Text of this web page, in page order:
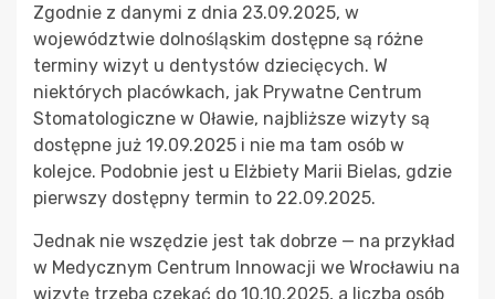
Zgodnie z danymi z dnia 23.09.2025, w
województwie dolnośląskim dostępne są różne
terminy wizyt u dentystów dziecięcych. W
niektórych placówkach, jak Prywatne Centrum
Stomatologiczne w Oławie, najbliższe wizyty są
dostępne już 19.09.2025 i nie ma tam osób w
kolejce. Podobnie jest u Elżbiety Marii Bielas, gdzie
pierwszy dostępny termin to 22.09.2025.
Jednak nie wszędzie jest tak dobrze — na przykład
w Medycznym Centrum Innowacji we Wrocławiu na
wizytę trzeba czekać do 10.10.2025, a liczba osób